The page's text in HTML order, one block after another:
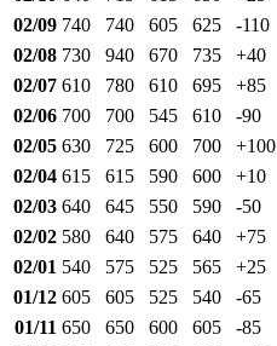
02/09 740 740 605 625 -110
02/08 730 940 670 735 +40
02/07 610 780 610 695 +85
02/06 700 700 545 610 -90
02/05 630 725 600 700 +100
02/04 615 615 590 600 +10
02/03 640 645 550 590 -50
02/02 580 640 575 640 +75
02/01 540 575 525 565 +25
01/12 605 605 525 540 -65
01/11 650 650 600 605 -85